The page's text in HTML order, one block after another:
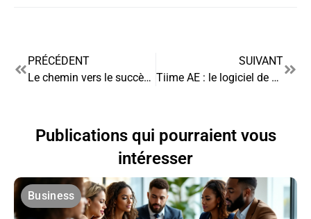
PRÉCÉDENT
Le chemin vers le succès : comment lancer sa propre franchise de burgers
SUIVANT
Tiime AE : le logiciel de comptabilité révolutionnaire pour les auto-entrepreneurs
Publications qui pourraient vous
intéresser
Business